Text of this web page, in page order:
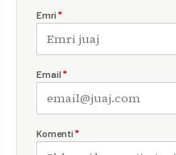
Emri *
Email *
Komenti *